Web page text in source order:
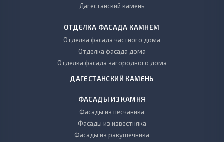
Дагестанский камень
ОТДЕЛКА ФАСАДА КАМНЕМ
Отделка фасада частного дома
Отделка фасада дома
Отделка фасада загородного дома
ДАГЕСТАНСКИЙ КАМЕНЬ
ФАСАДЫ ИЗ КАМНЯ
Фасады из песчаника
Фасады из известняка
Фасады из ракушечника